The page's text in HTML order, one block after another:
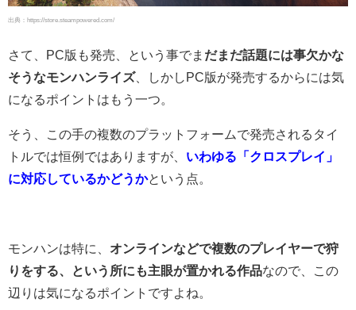
出典：https://store.steampowered.com/
さて、PC版も発売、という事でま だまだ話題には事欠かな
そうなモンハンライズ、しかしPC版が発売するからには気
になるポイントはもう一つ。
そう、この手の複数のプラットフォームで発売されるタイ
トルでは恒例ではありますが、 いわゆる「クロスプレイ」
に対応しているかどうかという点。
モンハンは特に、 オンラインなどで複数のプレイヤーで狩
りをする、という所にも主眼が置かれる作品なので、この
辺りは気になるポイントですよね。